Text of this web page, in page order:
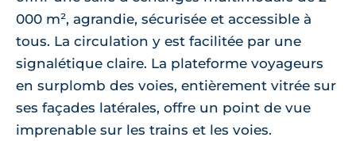
000 m², agrandie, sécurisée et accessible à
tous. La circulation y est facilitée par une
signalétique claire. La plateforme voyageurs
en surplomb des voies, entièrement vitrée sur
ses façades latérales, offre un point de vue
imprenable sur les trains et les voies.